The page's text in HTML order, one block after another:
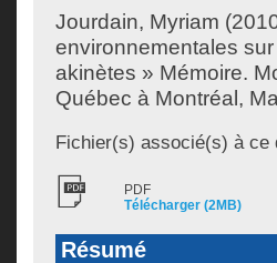
Jourdain, Myriam
environnementales
akinètes » Mémoire.
Québec à Montréal,
Fichier(s) associé(s) à ce
PDF
Télécharger (2MB)
Résumé